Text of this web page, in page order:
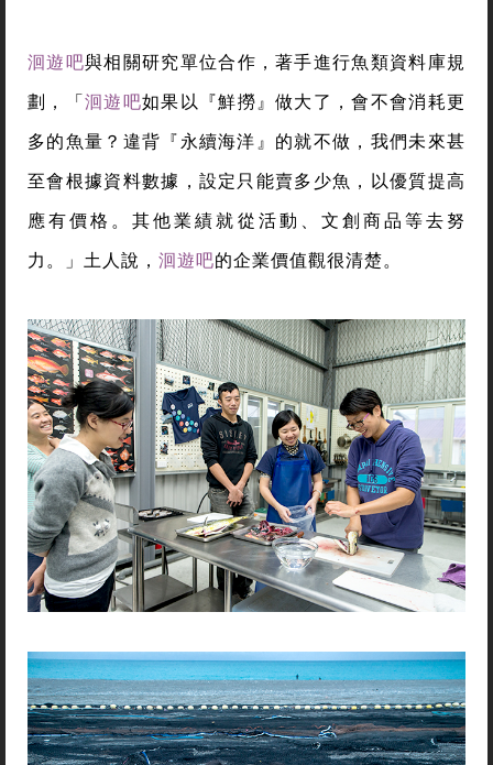
洄遊吧與相關研究單位合作，著手進行魚類資料庫規
劃，「洄遊吧如果以『鮮撈』做大了，會不會消耗更
多的魚量？違背『永續海洋』的就不做，我們未來甚
至會根據資料數據，設定只能賣多少魚，以優質提高
應有價格。其他業績就從活動、文創商品等去努
力。」土人說， 洄遊吧的企業價值觀很清楚。